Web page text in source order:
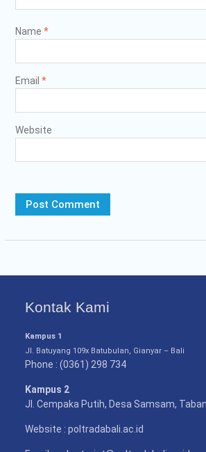
Name *
Email *
Website
Kontak Kami
Kampus 1
Jl. Batuyang 109x Batubulan, Gianyar – Bali
Phone : (0361) 298 734
Kampus 2
Jl. Cempaka Putih, Desa Samsam,
Website : poltradabali.ac.id